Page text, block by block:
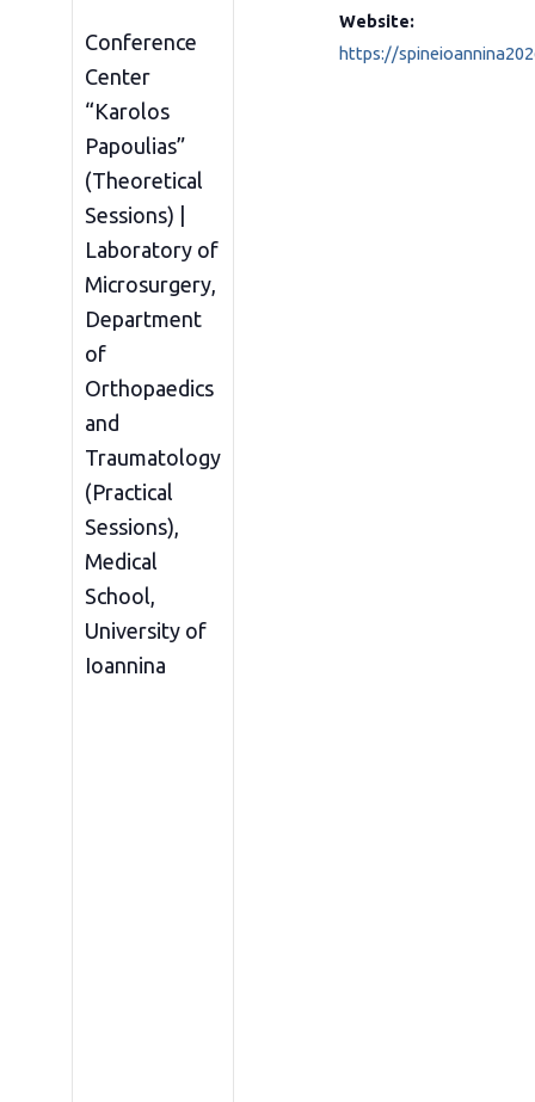
Conference
Center
“Karolos
Papoulias”
(Theoretical
Sessions) |
Laboratory of
Microsurgery,
Department
of
Orthopaedics
and
Traumatology
(Practical
Sessions),
Medical
School,
University of
Ioannina
Website:
https://